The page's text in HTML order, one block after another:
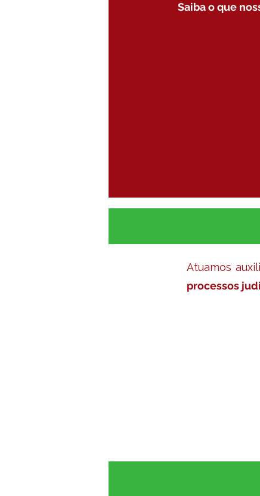
Saiba o que
Atuamos
processos